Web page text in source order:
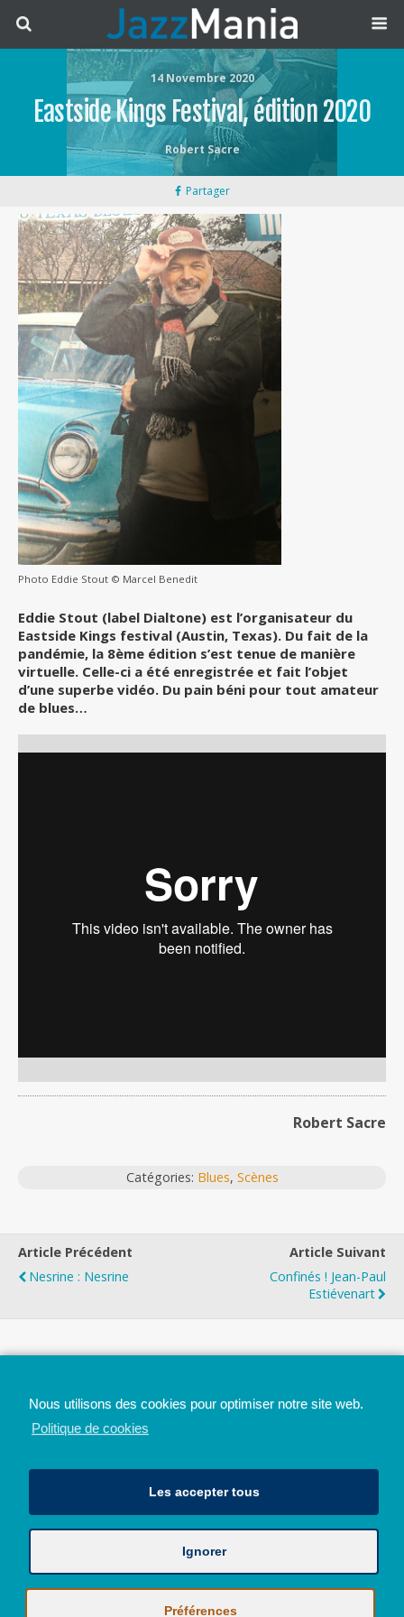
14 Novembre 2020
Eastside Kings Festival, édition 2020
Robert Sacre
Partager
Photo Eddie Stout © Marcel Benedit
Eddie Stout (label Dialtone) est l’organisateur du
Eastside Kings festival (Austin, Texas). Du fait de la
pandémie, la 8ème édition s’est tenue de manière
virtuelle. Celle-ci a été enregistrée et fait l’objet
d’une superbe vidéo. Du pain béni pour tout amateur
de blues…
Robert Sacre
Catégories: Blues, Scènes
Article Précédent
Nesrine : Nesrine
Article Suivant
Confinés ! Jean-Paul
Estiévenart
Avec le soutien de la Province de Liège
© 2026 - Tous droits réservés - JazzMania
Politique en matière de confidentialité et de vie privée
Nous utilisons des cookies pour optimiser notre site web.
Politique de cookies
Les accepter tous
Ignorer
Préférences